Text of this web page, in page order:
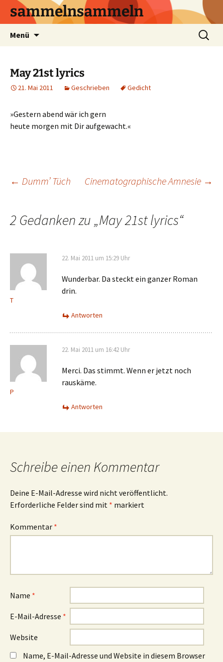
sammelnsammeln
Menü
Suchen
nach:
May 21st lyrics
21. Mai 2011 Geschrieben Gedicht
»Gestern abend wär ich gern
heute morgen mit Dir aufgewacht.«
Beitrags-
Navigation
← Dumm’ Tüch Cinematographische Amnesie →
2 Gedanken zu „May 21st lyrics“
T
22. Mai 2011 um 15:29 Uhr
Wunderbar. Da steckt ein ganzer Roman
drin.
Antworten
P
22. Mai 2011 um 16:42 Uhr
Merci. Das stimmt. Wenn er jetzt noch
rauskäme.
Antworten
Schreibe einen Kommentar
Deine E-Mail-Adresse wird nicht veröffentlicht.
Erforderliche Felder sind mit * markiert
Kommentar *
Name *
E-Mail-Adresse *
Website
Name, E-Mail-Adresse und Website in diesem Browser